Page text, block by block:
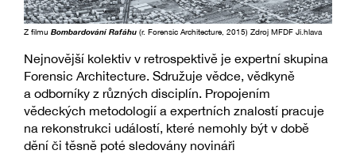
Z filmu Bombardování Rafáhu (r. Forensic Architecture, 2015) Zdroj MFDF Ji.hlava
Nejnovější kolektiv v retrospektivě je expertní skupina
Forensic Architecture. Sdružuje vědce, vědkyně
a odborníky z různých disciplín. Propojením
vědeckých metodologií a expertních znalostí pracuje
na rekonstrukci událostí, které nemohly být v době
dění či těsně poté sledovány novináři